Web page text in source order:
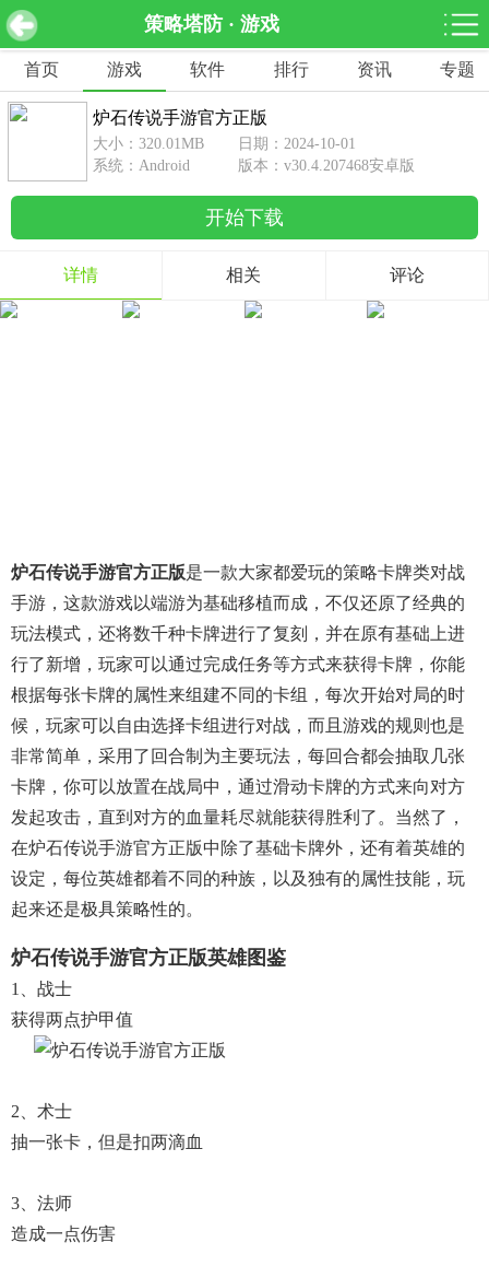
策略塔防 · 游戏
网游分类 软件分类
休闲益智
462款游戏
赛车竞速
122款游戏
43款游戏
1642款游戏
动作射击
351款游戏
69款游戏
经营养成
策略塔防
冒险解谜
首页 游戏 软件 排行 资讯 专题
炉石传说手游官方正版 v30.4.207468安卓版 下载
炉石传说手游官方正版
大小：320.01MB
日期：2024-10-01
系统：Android
版本：v30.4.207468安卓版
开始下载
详情 相关 评论
炉石传说手游官方正版是一款大家都爱玩的策略卡牌类对战
手游，这款游戏以端游为基础移植而成，不仅还原了经典的
玩法模式，还将数千种卡牌进行了复刻，并在原有基础上进
行了新增，玩家可以通过完成任务等方式来获得卡牌，你能
根据每张卡牌的属性来组建不同的卡组，每次开始对局的时
候，玩家可以自由选择卡组进行对战，而且游戏的规则也是
非常简单，采用了回合制为主要玩法，每回合都会抽取几张
卡牌，你可以放置在战局中，通过滑动卡牌的方式来向对方
发起攻击，直到对方的血量耗尽就能获得胜利了。当然了，
在炉石传说手游官方正版中除了基础卡牌外，还有着英雄的
设定，每位英雄都着不同的种族，以及独有的属性技能，玩
起来还是极具策略性的。
炉石传说手游官方正版英雄图鉴
1、战士
获得两点护甲值
2、术士
抽一张卡，但是扣两滴血
3、法师
造成一点伤害